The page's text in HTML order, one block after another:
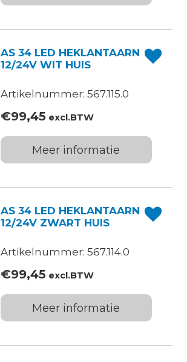
AS 34 LED HEKLANTAARN
12/24V WIT HUIS
Artikelnummer: 567.115.0
€99,45excl.BTW
Meer informatie
AS 34 LED HEKLANTAARN
12/24V ZWART HUIS
Artikelnummer: 567.114.0
€99,45excl.BTW
Meer informatie